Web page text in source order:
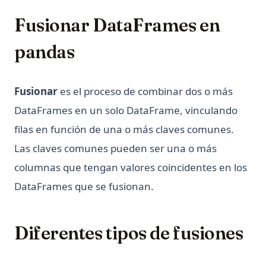
Python String Replace: Complete Guide to str.replace() and
Beyond
Python String Replace: Guía completa de str.replace() y más
in Python
Python Switch Case: explicación de la sentencia match-case
Python Switch Case: match-case Statement Explained (With
Examples)
Python Threading: Complete Guide to Multithreading with
Examples
Python Threading: Guía Completa de Multithreading con
correctamente
Fusionar DataFrames en
pandas
Fusionar es el proceso de combinar dos o más
DataFrames en un solo DataFrame, vinculando
filas en función de una o más claves comunes.
Las claves comunes pueden ser una o más
columnas que tengan valores coincidentes en los
DataFrames que se fusionan.
Diferentes tipos de fusiones